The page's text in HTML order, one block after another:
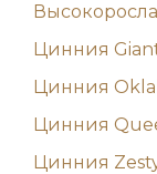
Цинния
Цинния
Цинния
Цинния